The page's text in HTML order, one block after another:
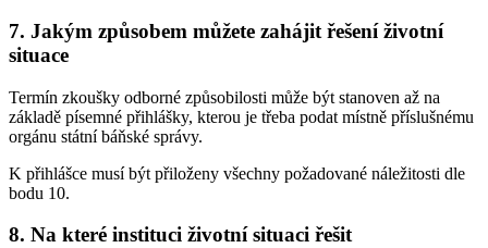
7. Jakým způsobem můžete zahájit řešení životní
situace
Termín zkoušky odborné způsobilosti může být stanoven až na
základě písemné přihlášky, kterou je třeba podat místně příslušnému
orgánu státní báňské správy.
K přihlášce musí být přiloženy všechny požadované náležitosti dle
bodu 10.
8. Na které instituci životní situaci řešit